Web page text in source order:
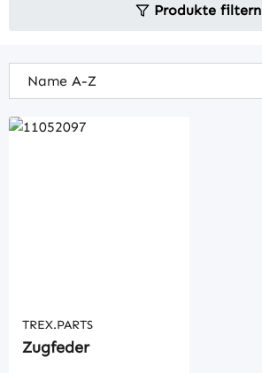
Produkte filtern
TREX.PARTS
Zugfeder